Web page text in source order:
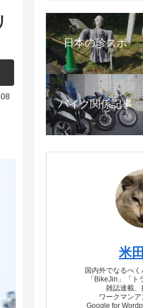
日本の珍スポ
バイク関係記事
米
国内外でなるべ
「BikeJin」「
雑誌連載、
ワークマン
Google for